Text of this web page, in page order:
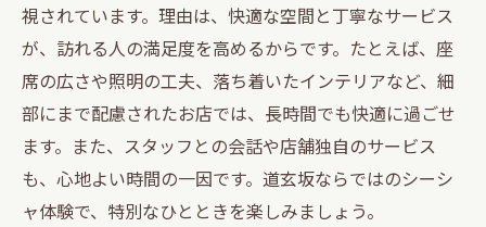
視されています。理由は、快適な空間と丁寧なサービス
が、訪れる人の満足度を高めるからです。たとえば、座
席の広さや照明の工夫、落ち着いたインテリアなど、細
部にまで配慮されたお店では、長時間でも快適に過ごせ
ます。また、スタッフとの会話や店舗独自のサービス
も、心地よい時間の一因です。道玄坂ならではのシーシ
ャ体験で、特別なひとときを楽しみましょう。